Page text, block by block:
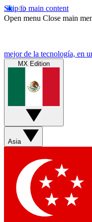
Skip to main content
Open menu Close main
mejor de la tecnología, en
MX Edition
Asia